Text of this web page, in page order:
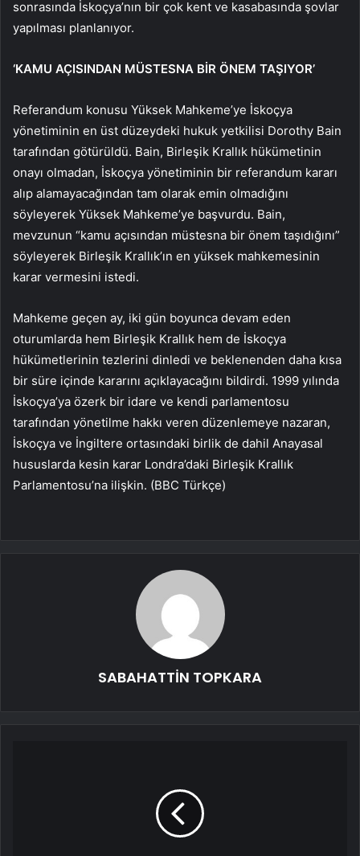
sonrasında İskoçya’nın bir çok kent ve kasabasında şovlar
yapılması planlanıyor.
‘KAMU AÇISINDAN MÜSTESNA BİR ÖNEM TAŞIYOR’
Referandum konusu Yüksek Mahkeme’ye İskoçya
yönetiminin en üst düzeydeki hukuk yetkilisi Dorothy Bain
tarafından götürüldü. Bain, Birleşik Krallık hükümetinin
onayı olmadan, İskoçya yönetiminin bir referandum kararı
alıp alamayacağından tam olarak emin olmadığını
söyleyerek Yüksek Mahkeme’ye başvurdu. Bain,
mevzunun “kamu açısından müstesna bir önem taşıdığını”
söyleyerek Birleşik Krallık’ın en yüksek mahkemesinin
karar vermesini istedi.
Mahkeme geçen ay, iki gün boyunca devam eden
oturumlarda hem Birleşik Krallık hem de İskoçya
hükümetlerinin tezlerini dinledi ve beklenenden daha kısa
bir süre içinde kararını açıklayacağını bildirdi. 1999 yılında
İskoçya’ya özerk bir idare ve kendi parlamentosu
tarafından yönetilme hakkı veren düzenlemeye nazaran,
İskoçya ve İngiltere ortasındaki birlik de dahil Anayasal
hususlarda kesin karar Londra’daki Birleşik Krallık
Parlamentosu’na ilişkin. (BBC Türkçe)
SABAHATTİN TOPKARA